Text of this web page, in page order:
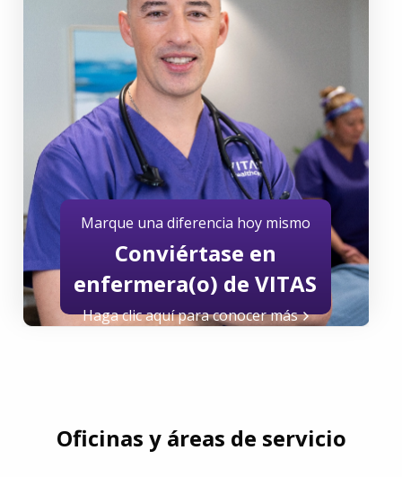
Marque una diferencia hoy mismo
Conviértase en
enfermera(o) de VITAS
Haga clic aquí para conocer más
Oficinas y áreas de servicio